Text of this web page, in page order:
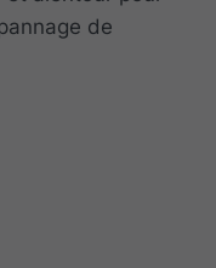
de